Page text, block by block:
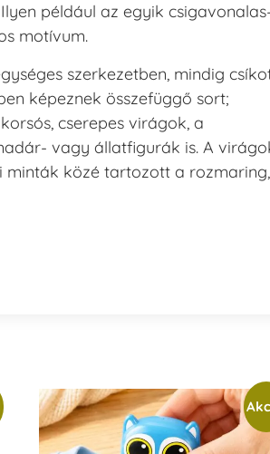
például az egyik
motívum.
szerkezetben, mindig
képeznek összefüggő sort;
cserepes virágok, a
vagy állatfigurák is. A
minták közé tartozott a rozmaring,